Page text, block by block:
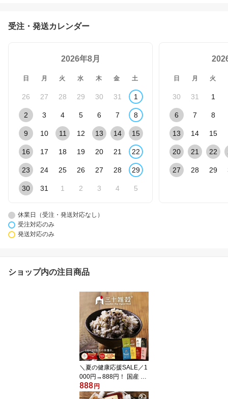
受注・発送カレンダー
2026年8月
日 月 火 水 木 金 土
26 27 28 29 30 31 1
2 3 4 5 6 7 8
9 10 11 12 13 14 15
16 17 18 19 20 21 22
23 24 25 26 27 28 29
30 31 1 2 3 4 5
日 月 火
30 31 1
6 7 8
13 14 15
20 21 22
27 28 29
休業日（受注・発送対応なし）
受注対応のみ
発送対応のみ
ショップ内の注目商品
＼夏の健康応援SALE／1
000円→888円！ 国産 雑
穀米「三十雑穀」タマチ
ャンショップの30雑穀米
888円